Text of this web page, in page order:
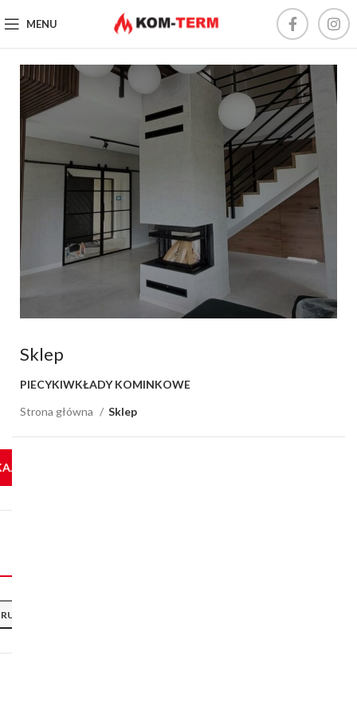
MENU
Wkłady kominkowe
Sprawdź produkty
Sklep
PIECYKIWKŁADY KOMINKOWE
Strona główna
Sklep